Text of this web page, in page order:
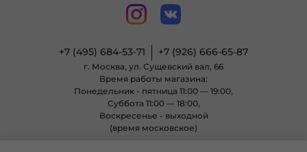
+7 (495) 684-53-71 +7 (926) 666-65-87
г. Москва, ул. Сущевский вал, 66
Время работы магазина:
Понедельник - пятница 11:00 — 19:00,
Суббота 11:00 — 18:00,
Воскресенье - выходной
(время московское)